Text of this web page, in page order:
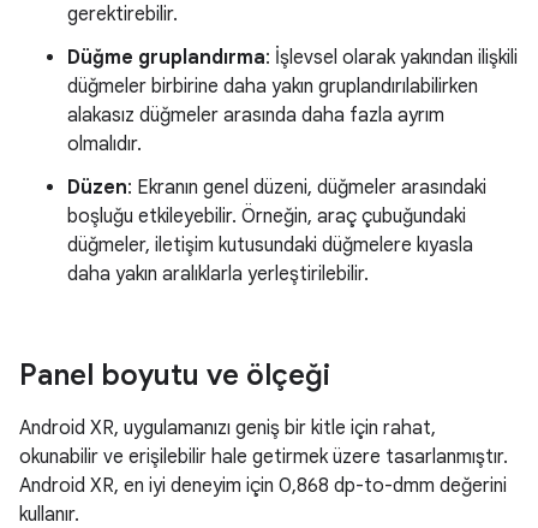
gerektirebilir.
Düğme gruplandırma: İşlevsel olarak yakından ilişkili
düğmeler birbirine daha yakın gruplandırılabilirken
alakasız düğmeler arasında daha fazla ayrım
olmalıdır.
Düzen: Ekranın genel düzeni, düğmeler arasındaki
boşluğu etkileyebilir. Örneğin, araç çubuğundaki
düğmeler, iletişim kutusundaki düğmelere kıyasla
daha yakın aralıklarla yerleştirilebilir.
Panel boyutu ve ölçeği
Android XR, uygulamanızı geniş bir kitle için rahat,
okunabilir ve erişilebilir hale getirmek üzere tasarlanmıştır.
Android XR, en iyi deneyim için 0,868 dp-to-dmm değerini
kullanır.